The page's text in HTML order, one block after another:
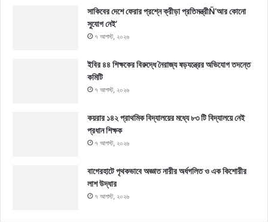
সাকিবের দেশে ফেরার প্রশ্নে ক্রীড়া প্রতিমন্ত্রীÑ‘আর কোনো
সুযোগ নেই’
৭ আগস্ট, ২০২৬
ইবির ৪৪ শিক্ষকের বিরুদ্ধে নৈরাজ্য ষড়যন্ত্রের অভিযোগ তদন্তে
কমিটি
৭ আগস্ট, ২০২৬
কয়রার ১৪২ প্রাথমিক বিদ্যালয়ের মধ্যে ৮৩ টি বিদ্যালয়ে নেই
প্রধান শিক্ষক
৭ আগস্ট, ২০২৬
বাগেরহাটে পৃথকভাবে অজ্ঞাত নারীর অর্ধগলিত ও এক কিশোরীর
লাশ উদ্ধার
৭ আগস্ট, ২০২৬